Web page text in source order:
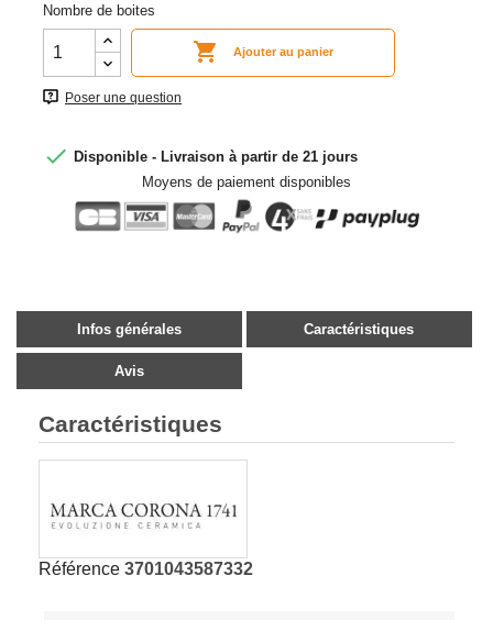
Nombre de boites
 Ajouter au panier
Poser une question
 Disponible - Livraison à partir de 21 jours
Moyens de paiement disponibles
Infos générales Caractéristiques
Avis
Caractéristiques
Référence 3701043587332